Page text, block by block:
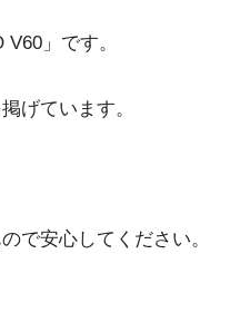
」です。
げています。
で安心してください。